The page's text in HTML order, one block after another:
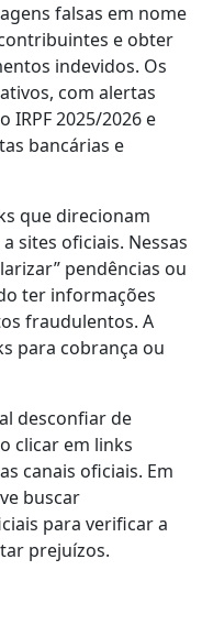
falsas em nome
e obter
indevidos. Os
com alertas
2025/2026 e
bancárias e
que direcionam
sites oficiais. Nessas
pendências ou
ter informações
fraudulentos. A
para cobrança ou
desconfiar de
clicar em links
canais oficiais. Em
buscar
para verificar a
prejuízos.